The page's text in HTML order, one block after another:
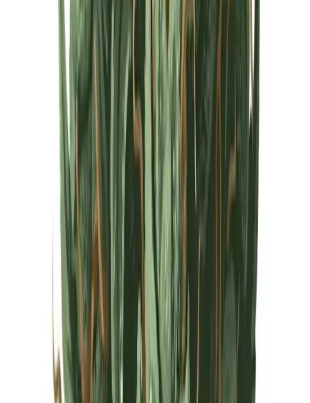
Cannabis Extrakte
Live Rosin